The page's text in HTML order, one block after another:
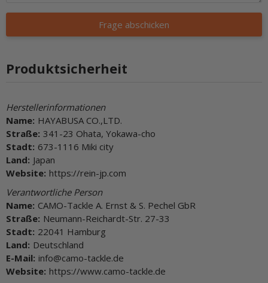
Frage abschicken
Produktsicherheit
Herstellerinformationen
Name: HAYABUSA CO.,LTD.
Straße: 341-23 Ohata, Yokawa-cho
Stadt: 673-1116 Miki city
Land: Japan
Website: https://rein-jp.com
Verantwortliche Person
Name: CAMO-Tackle A. Ernst & S. Pechel GbR
Straße: Neumann-Reichardt-Str. 27-33
Stadt: 22041 Hamburg
Land: Deutschland
E-Mail: info@camo-tackle.de
Website: https://www.camo-tackle.de